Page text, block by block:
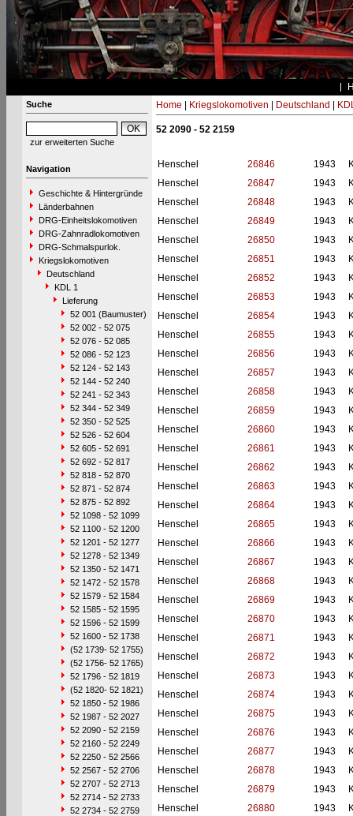
Suche
zur erweiterten Suche
Navigation
Geschichte & Hintergründe
Länderbahnen
DRG-Einheitslokomotiven
DRG-Zahnradlokomotiven
DRG-Schmalspurlok.
Kriegslokomotiven
Deutschland
KDL 1
Lieferung
52 001 (Baumuster)
52 002 - 52 075
52 076 - 52 085
52 086 - 52 123
52 124 - 52 143
52 144 - 52 240
52 241 - 52 343
52 344 - 52 349
52 350 - 52 525
52 526 - 52 604
52 605 - 52 691
52 692 - 52 817
52 818 - 52 870
52 871 - 52 874
52 875 - 52 892
52 1098 - 52 1099
52 1100 - 52 1200
52 1201 - 52 1277
52 1278 - 52 1349
52 1350 - 52 1471
52 1472 - 52 1578
52 1579 - 52 1584
52 1585 - 52 1595
52 1596 - 52 1599
52 1600 - 52 1738
(52 1739- 52 1755)
(52 1756- 52 1765)
52 1796 - 52 1819
(52 1820- 52 1821)
52 1850 - 52 1986
52 1987 - 52 2027
52 2090 - 52 2159
52 2160 - 52 2249
52 2250 - 52 2566
52 2567 - 52 2706
52 2707 - 52 2713
52 2714 - 52 2733
52 2734 - 52 2759
Home Kriegslokomotiven Deutschland
52 2090 - 52 2159
Henschel 26846 1943
Henschel
26847 1943
Henschel
26848 1943
Henschel
26849 1943
Henschel
26850 1943
Henschel
26851 1943
Henschel
26852 1943
Henschel
26853 1943
Henschel
26854 1943
Henschel
26855 1943
Henschel
26856 1943
Henschel
26857 1943
Henschel
26858 1943
Henschel
26859 1943
Henschel
26860 1943
Henschel
26861 1943
Henschel
26862 1943
Henschel
26863 1943
Henschel
26864 1943
Henschel
26865 1943
Henschel
26866 1943
Henschel
26867 1943
Henschel
26868 1943
Henschel
26869 1943
Henschel
26870 1943
Henschel
26871 1943
Henschel
26872 1943
Henschel
26873 1943
Henschel
26874 1943
Henschel
26875 1943
Henschel
26876 1943
Henschel
26877 1943
Henschel
26878 1943
Henschel
26879 1943
Henschel
26880 1943